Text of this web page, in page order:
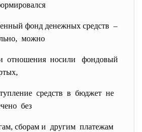
фонд денежных средств –
можно
отношения носили фондовый
средств в бюджет не
без
сборам и другим платежам